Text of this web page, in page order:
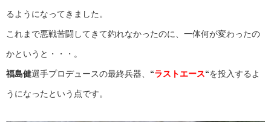
るようになってきました。
これまで悪戦苦闘してきて釣れなかったのに、一体何が変わったの
かというと・・・。
福島健選手プロデュースの最終兵器、 “ラストエース“を投入するよ
うになったという点です。